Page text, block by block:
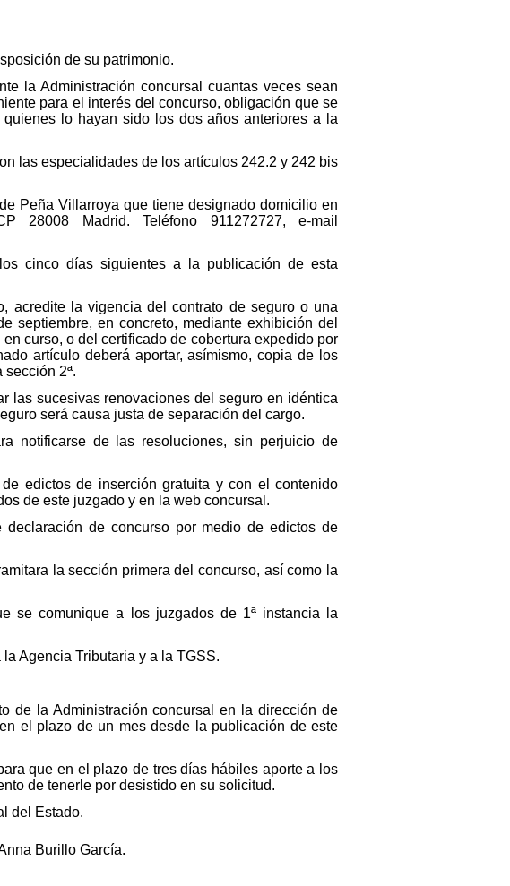
de su patrimonio.
la Administración concursal cuantas veces sean
para el interés del concurso, obligación que se
lo hayan sido los dos años anteriores a la
las especialidades de los artículos 242.2 y 242 bis
Peña Villarroya que tiene designado domicilio en
Madrid. Teléfono 911272727, e-mail
cinco días siguientes a la publicación de esta
acredite la vigencia del contrato de seguro o una
septiembre, en concreto, mediante exhibición del
curso, o del certificado de cobertura expedido por
artículo deberá aportar, asímismo, copia de los
2ª.
las sucesivas renovaciones del seguro en idéntica
será causa justa de separación del cargo.
notificarse de las resoluciones, sin perjuicio de
edictos de inserción gratuita y con el contenido
de este juzgado y en la web concursal.
de concurso por medio de edictos de
la sección primera del concurso, así como la
se comunique a los juzgados de 1ª instancia la
Agencia Tributaria y a la TGSS.
de la Administración concursal en la dirección de
el plazo de un mes desde la publicación de este
que en el plazo de tres días hábiles aporte a los
de tenerle por desistido en su solicitud.
del Estado.
Burillo García.